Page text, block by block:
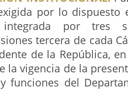
por lo dispuesto
integrada por tres
tercera de cada
de la República,
la vigencia de la
funciones del